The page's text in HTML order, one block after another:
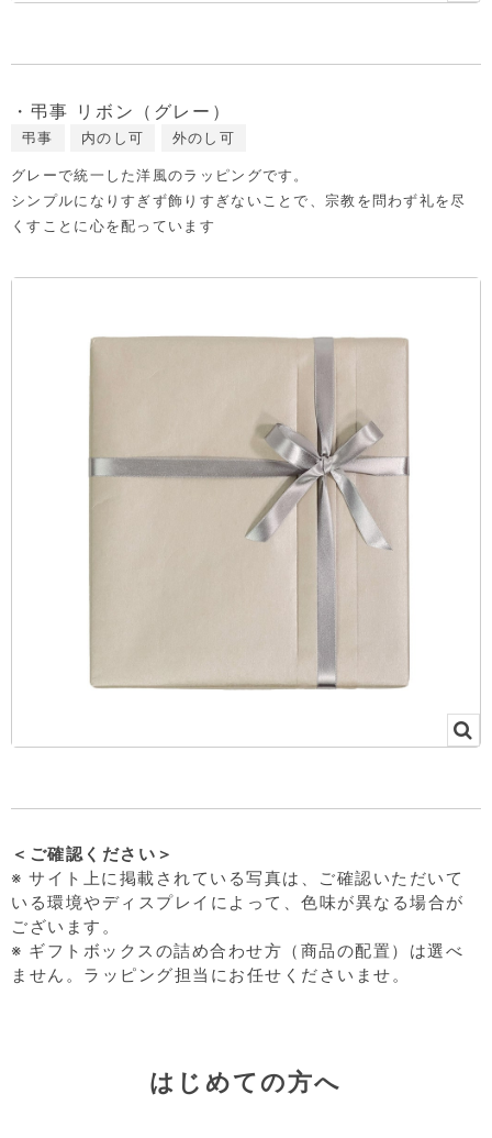
・弔事 リボン（グレー）
弔事 内のし可 外のし可
グレーで統一した洋風のラッピングです。
シンプルになりすぎず飾りすぎないことで、宗教を問わず礼を尽
くすことに心を配っています
＜ご確認ください＞
※ サイト上に掲載されている写真は、ご確認いただいて
いる環境やディスプレイによって、色味が異なる場合が
ございます。
※ ギフトボックスの詰め合わせ方（商品の配置）は選べ
ません。ラッピング担当にお任せくださいませ。
はじめての方へ